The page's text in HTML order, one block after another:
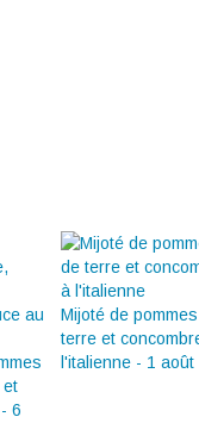
et
6
Mijoté de
terre et
l'italienne - 1 août